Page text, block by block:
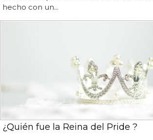
hecho con un...
¿Quién fue la Reina del Pride ?